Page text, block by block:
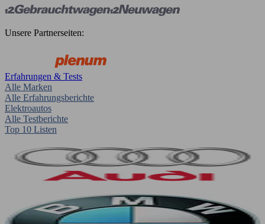
Unsere Partnerseiten:
Erfahrungen & Tests
Alle Marken
Alle Erfahrungsberichte
Elektroautos
Alle Testberichte
Top 10 Listen